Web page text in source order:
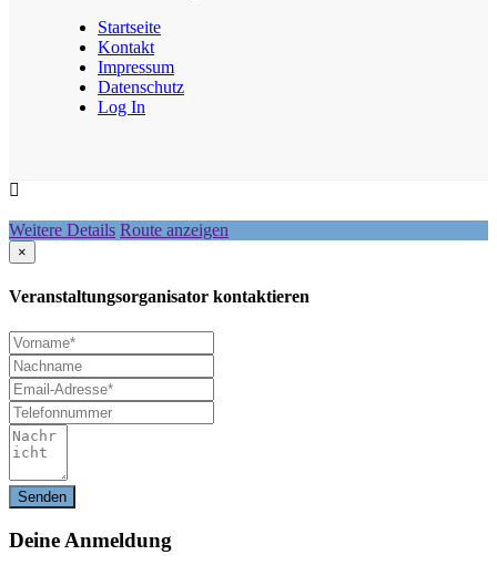
Startseite
Kontakt
Impressum
Datenschutz
Log In
Weitere Details Route anzeigen
×
Veranstaltungsorganisator kontaktieren
DeineAnmeldung